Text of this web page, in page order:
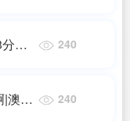
钟
240
|澳洲
240